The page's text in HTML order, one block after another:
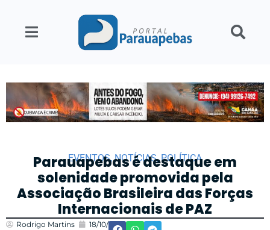
EVENTOS,NOTÍCIAS,POLÍTICA
Parauapebas é destaque em
solenidade promovida pela
Associação Brasileira das Forças
Internacionais de PAZ
Rodrigo Martins 18/10/2021 15:55